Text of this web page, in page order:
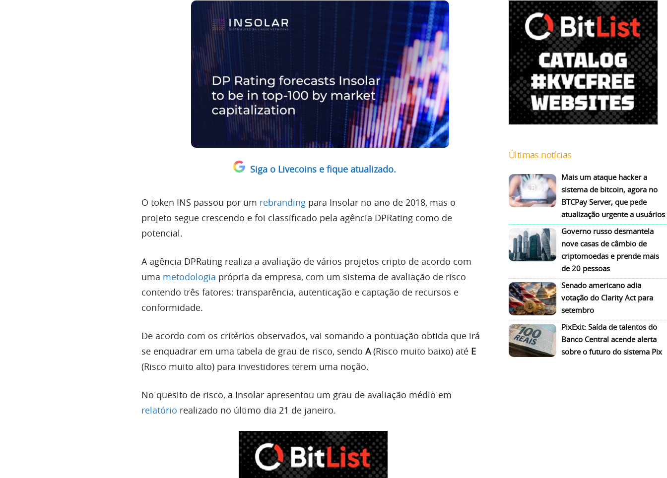
Siga o Livecoins e fique atualizado.
O token INS passou por um rebranding para Insolar no ano de 2018, mas o
projeto segue crescendo e foi classificado pela agência DPRating como de
potencial.
A agência DPRating realiza a avaliação de vários projetos cripto de acordo com
uma metodologia própria da empresa, com um sistema de avaliação de risco
contendo três fatores: transparência, autenticação e captação de recursos e
conformidade.
De acordo com os critérios observados, vai somando a pontuação obtida que irá
se enquadrar em uma tabela de grau de risco, sendo A(Risco muito baixo) até E
(Risco muito alto) para investidores terem uma noção.
No quesito de risco, a Insolar apresentou um grau de avaliação médio em
relatório realizado no último dia 21 de janeiro.
Últimas notícias
Mais um ataque hacker a
sistema de bitcoin, agora no
BTCPay Server, que pede
atualização urgente a usuários
Governo russo desmantela
nove casas de câmbio de
criptomoedas e prende mais
de 20 pessoas
Senado americano adia
votação do Clarity Act para
setembro
PixExit: Saída de talentos do
Banco Central acende alerta
sobre o futuro do sistema Pix